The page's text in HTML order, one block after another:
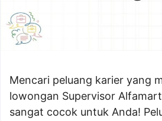
Mencari peluang karier yang
lowongan Supervisor
sangat cocok untuk Anda!